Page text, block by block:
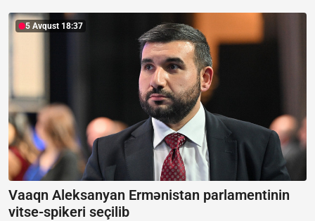
5 Avqust 18:37
Vaaqn Aleksanyan Ermənistan parlamentinin
vitse-spikeri seçilib